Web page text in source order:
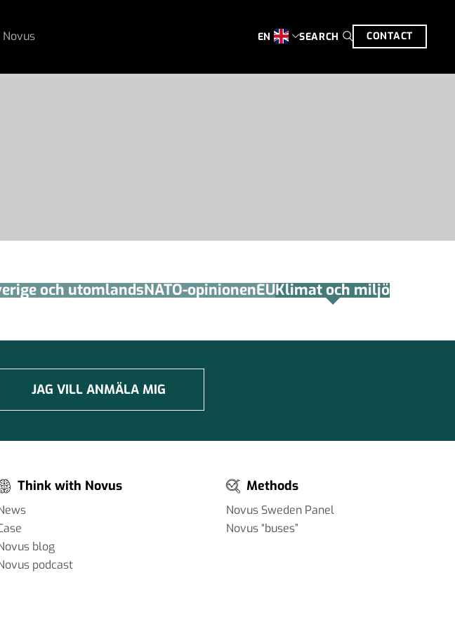
EN SEARCH CONTACT
och utomlandsNATO-opinionenEUKlimat och miljö
JAG VILL ANMÄLA MIG
Think with Novus
blog
podcast
Methods
Novus Sweden Panel
Novus “buses”